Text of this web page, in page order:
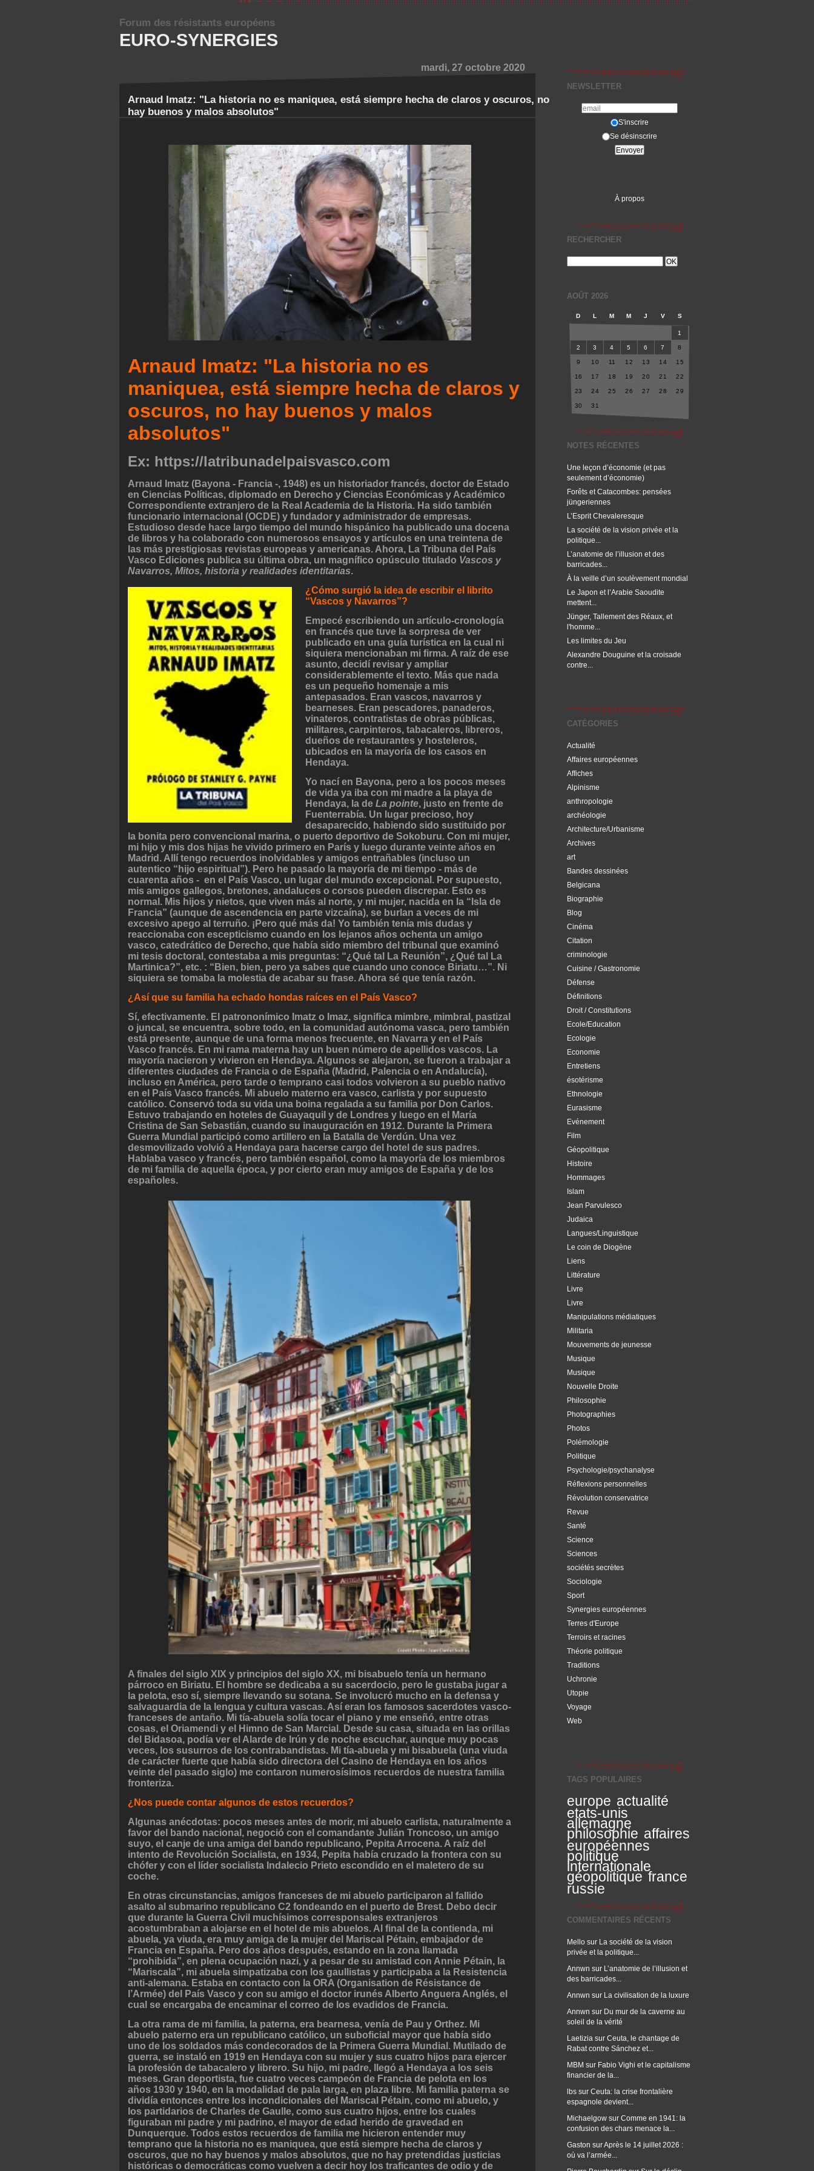
EURO-SYNERGIES
Forum des résistants européens
NEWSLETTER
S'inscrire
Se désinscrire
À propos
RECHERCHER
AOÛT 2026
D L M M J V S
1
2 3 4 5 6 7 8
9 10 11 12 13 14 15
16 17 18 19 20 21 22
23 24 25 26 27 28 29
30 31
NOTES RÉCENTES
Une leçon d’économie (et pas
seulement d’économie)
Forêts et Catacombes: pensées
jüngeriennes
L’Esprit Chevaleresque
La société de la vision privée et la
politique...
L’anatomie de l’illusion et des
barricades...
À la veille d’un soulèvement mondial
Le Japon et l’Arabie Saoudite
mettent...
Jünger, Tallement des Réaux, et
l'homme...
Les limites du Jeu
Alexandre Douguine et la croisade
contre...
CATÉGORIES
Actualité
Affaires européennes
Affiches
Alpinisme
anthropologie
archéologie
Architecture/Urbanisme
Archives
art
Bandes dessinées
Belgicana
Biographie
Blog
Cinéma
Citation
criminologie
Cuisine / Gastronomie
Défense
Définitions
Droit / Constitutions
Ecole/Education
Ecologie
Economie
Entretiens
ésotérisme
Ethnologie
Eurasisme
Evénement
Film
Géopolitique
Histoire
Hommages
Islam
Jean Parvulesco
Judaica
Langues/Linguistique
Le coin de Diogène
Liens
Littérature
Livre
Livre
Manipulations médiatiques
Militaria
Mouvements de jeunesse
Musique
Musique
Nouvelle Droite
Philosophie
Photographies
Photos
Polémologie
Politique
Psychologie/psychanalyse
Réflexions personnelles
Révolution conservatrice
Revue
Santé
Science
Sciences
sociétés secrètes
Sociologie
Sport
Synergies européennes
Terres d'Europe
Terroirs et racines
Théorie politique
Traditions
Uchronie
Utopie
Voyage
Web
TAGS POPULAIRES
europe actualité
etats-unis
allemagne
philosophie affaires
européennes
politique
internationale
géopolitique france
russie
COMMENTAIRES RÉCENTS
Mello sur La société de la vision
privée et la politique...
Annwn sur L’anatomie de l’illusion et
des barricades...
Annwn sur La civilisation de la luxure
Annwn sur Du mur de la caverne au
soleil de la vérité
Laetizia sur Ceuta, le chantage de
Rabat contre Sánchez et...
MBM sur Fabio Vighi et le capitalisme
financier de la...
lbs sur Ceuta: la crise frontalière
espagnole devient...
Michaelgow sur Comme en 1941: la
confusion des chars menace la...
Gaston surAprès le 14 juillet 2026 :
où va l’armée...
mardi, 27 octobre 2020
Arnaud Imatz: "La historia no es maniquea, está siempre hecha de claros y oscuros, no
hay buenos y malos absolutos"
Arnaud Imatz: "La historia no es
maniquea, está siempre hecha de claros y
oscuros, no hay buenos y malos
absolutos"
Ex: https://latribunadelpaisvasco.com
Arnaud Imatz (Bayona - Francia -, 1948) es un historiador francés, doctor de Estado
en Ciencias Políticas, diplomado en Derecho y Ciencias Económicas y Académico
Correspondiente extranjero de la Real Academia de la Historia. Ha sido también
funcionario internacional (OCDE) y fundador y administrador de empresas.
Estudioso desde hace largo tiempo del mundo hispánico ha publicado una docena
de libros y ha colaborado con numerosos ensayos y artículos en una treintena de
las más prestigiosas revistas europeas y americanas. Ahora, La Tribuna del País
Vasco Ediciones publica su última obra, un magnífico opúsculo titulado Vascos y
Navarros, Mitos, historia y realidades identitarias.
¿Cómo surgió la idea de escribir el librito
“Vascos y Navarros”?
Empecé escribiendo un artículo-cronología
en francés que tuve la sorpresa de ver
publicado en una guía turística en la cual ni
siquiera mencionaban mi firma. A raíz de ese
asunto, decidí revisar y ampliar
considerablemente el texto. Más que nada
es un pequeño homenaje a mis
antepasados. Eran vascos, navarros y
bearneses. Eran pescadores, panaderos,
vinateros, contratistas de obras públicas,
militares, carpinteros, tabacaleros, libreros,
dueños de restaurantes y hosteleros,
ubicados en la mayoría de los casos en
Hendaya.
Yo nací en Bayona, pero a los pocos meses
de vida ya iba con mi madre a la playa de
Hendaya, la deLa pointe, justo en frente de
Fuenterrabía. Un lugar precioso, hoy
desaparecido, habiendo sido sustituido por
la bonita pero convencional marina, o puerto deportivo de Sokoburu. Con mi mujer,
mi hijo y mis dos hijas he vivido primero en París y luego durante veinte años en
Madrid. Allí tengo recuerdos inolvidables y amigos entrañables (incluso un
autentico “hijo espiritual”). Pero he pasado la mayoría de mi tiempo - más de
cuarenta años - en el País Vasco, un lugar del mundo excepcional. Por supuesto,
mis amigos gallegos, bretones, andaluces o corsos pueden discrepar. Esto es
normal. Mis hijos y nietos, que viven más al norte, y mi mujer, nacida en la “Isla de
Francia” (aunque de ascendencia en parte vizcaína), se burlan a veces de mi
excesivo apego al terruño. ¡Pero qué más da! Yo también tenía mis dudas y
reaccionaba con escepticismo cuando en los lejanos años ochenta un amigo
vasco, catedrático de Derecho, que había sido miembro del tribunal que examinó
mi tesis doctoral, contestaba a mis preguntas: “¿Qué tal La Reunión”, ¿Qué tal La
Martinica?”, etc. : “Bien, bien, pero ya sabes que cuando uno conoce Biriatu…”. Ni
siquiera se tomaba la molestia de acabar su frase. Ahora sé que tenía razón.
¿Así que su familia ha echado hondas raíces en el País Vasco?
Sí, efectivamente. El patrononímico Imatz o Imaz, significa mimbre, mimbral, pastizal
o juncal, se encuentra, sobre todo, en la comunidad autónoma vasca, pero también
está presente, aunque de una forma menos frecuente, en Navarra y en el País
Vasco francés. En mi rama materna hay un buen número de apellidos vascos. La
mayoría nacieron y vivieron en Hendaya. Algunos se alejaron, se fueron a trabajar a
diferentes ciudades de Francia o de España (Madrid, Palencia o en Andalucía),
incluso en América, pero tarde o temprano casi todos volvieron a su pueblo nativo
en el País Vasco francés. Mi abuelo materno era vasco, carlista y por supuesto
católico. Conservó toda su vida una boina regalada a su familia por Don Carlos.
Estuvo trabajando en hoteles de Guayaquil y de Londres y luego en el María
Cristina de San Sebastián, cuando su inauguración en 1912. Durante la Primera
Guerra Mundial participó como artillero en la Batalla de Verdún. Una vez
desmovilizado volvió a Hendaya para hacerse cargo del hotel de sus padres.
Hablaba vasco y francés, pero también español, como la mayoría de los miembros
de mi familia de aquella época, y por cierto eran muy amigos de España y de los
españoles.
A finales del siglo XIX y principios del siglo XX, mi bisabuelo tenía un hermano
párroco en Biriatu. El hombre se dedicaba a su sacerdocio, pero le gustaba jugar a
la pelota, eso sí, siempre llevando su sotana. Se involucró mucho en la defensa y
salvaguardia de la lengua y cultura vascas. Así eran los famosos sacerdotes vasco-
franceses de antaño. Mi tía-abuela solía tocar el piano y me enseñó, entre otras
cosas, el Oriamendi y el Himno de San Marcial. Desde su casa, situada en las orillas
del Bidasoa, podía ver el Alarde de Irún y de noche escuchar, aunque muy pocas
veces, los susurros de los contrabandistas. Mi tía-abuela y mi bisabuela (una viuda
de carácter fuerte que había sido directora del Casino de Hendaya en los años
veinte del pasado siglo) me contaron numerosísimos recuerdos de nuestra familia
fronteriza.
¿Nos puede contar algunos de estos recuerdos?
Algunas anécdotas: pocos meses antes de morir, mi abuelo carlista, naturalmente a
favor del bando nacional, negoció con el comandante Julián Troncoso, un amigo
suyo, el canje de una amiga del bando republicano, Pepita Arrocena. A raíz del
intento de Revolución Socialista, en 1934, Pepita había cruzado la frontera con su
chófer y con el líder socialista Indalecio Prieto escondido en el maletero de su
coche.
En otras circunstancias, amigos franceses de mi abuelo participaron al fallido
asalto al submarino republicano C2 fondeando en el puerto de Brest. Debo decir
que durante la Guerra Civil muchísimos corresponsales extranjeros
acostumbraban a alojarse en el hotel de mis abuelos. Al final de la contienda, mi
abuela, ya viuda, era muy amiga de la mujer del Mariscal Pétain, embajador de
Francia en España. Pero dos años después, estando en la zona llamada
“prohibida”, en plena ocupación nazi, y a pesar de su amistad con Annie Pétain, la
“Mariscala”, mi abuela simpatizaba con los gaullistas y participaba a la Resistencia
anti-alemana. Estaba en contacto con la ORA (Organisation de Résistance de
l’Armée) del País Vasco y con su amigo el doctor irunés Alberto Anguera Anglés, el
cual se encargaba de encaminar el correo de los evadidos de Francia.
La otra rama de mi familia, la paterna, era bearnesa, venía de Pau y Orthez. Mi
abuelo paterno era un republicano católico, un suboficial mayor que había sido
uno de los soldados más condecorados de la Primera Guerra Mundial. Mutilado de
guerra, se instaló en 1919 en Hendaya con su mujer y sus cuatro hijos para ejercer
la profesión de tabacalero y librero. Su hijo, mi padre, llegó a Hendaya a los seis
meses. Gran deportista, fue cuatro veces campeón de Francia de pelota en los
años 1930 y 1940, en la modalidad de pala larga, en plaza libre. Mi familia paterna se
dividía entonces entre los incondicionales del Mariscal Pétain, como mi abuelo, y
los partidarios de Charles de Gaulle, como sus cuatro hijos, entre los cuales
figuraban mi padre y mi padrino, el mayor de edad herido de gravedad en
Dunquerque. Todos estos recuerdos de familia me hicieron entender muy
temprano que la historia no es maniquea, que está siempre hecha de claros y
oscuros, que no hay buenos y malos absolutos, que no hay pretendidas justicias
históricas o democráticas como vuelven a decir hoy los traficantes de odio y de